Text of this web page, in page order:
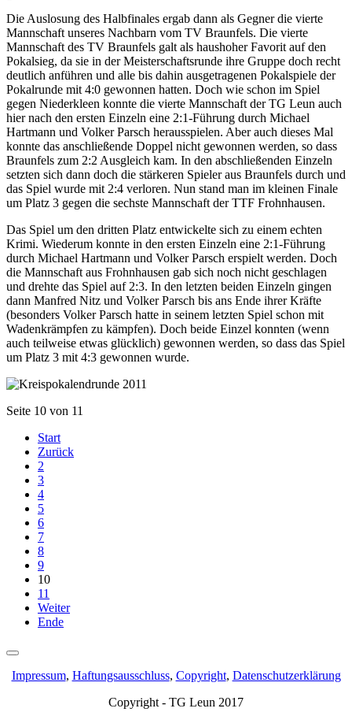
Die Auslosung des Halbfinales ergab dann als Gegner die vierte
Mannschaft unseres Nachbarn vom TV Braunfels. Die vierte
Mannschaft des TV Braunfels galt als haushoher Favorit auf den
Pokalsieg, da sie in der Meisterschaftsrunde ihre Gruppe doch recht
deutlich anführen und alle bis dahin ausgetragenen Pokalspiele der
Pokalrunde mit 4:0 gewonnen hatten. Doch wie schon im Spiel
gegen Niederkleen konnte die vierte Mannschaft der TG Leun auch
hier nach den ersten Einzeln eine 2:1-Führung durch Michael
Hartmann und Volker Parsch herausspielen. Aber auch dieses Mal
konnte das anschließende Doppel nicht gewonnen werden, so dass
Braunfels zum 2:2 Ausgleich kam. In den abschließenden Einzeln
setzten sich dann doch die stärkeren Spieler aus Braunfels durch und
das Spiel wurde mit 2:4 verloren. Nun stand man im kleinen Finale
um Platz 3 gegen die sechste Mannschaft der TTF Frohnhausen.
Das Spiel um den dritten Platz entwickelte sich zu einem echten
Krimi. Wiederum konnte in den ersten Einzeln eine 2:1-Führung
durch Michael Hartmann und Volker Parsch erspielt werden. Doch
die Mannschaft aus Frohnhausen gab sich noch nicht geschlagen
und drehte das Spiel auf 2:3. In den letzten beiden Einzeln gingen
dann Manfred Nitz und Volker Parsch bis ans Ende ihrer Kräfte
(besonders Volker Parsch hatte in seinem letzten Spiel schon mit
Wadenkrämpfen zu kämpfen). Doch beide Einzel konnten (wenn
auch teilweise etwas glücklich) gewonnen werden, so dass das Spiel
um Platz 3 mit 4:3 gewonnen wurde.
Seite 10 von 11
Start
Zurück
2
3
4
5
6
7
8
9
10
11
Weiter
Ende
Impressum, Haftungsausschluss, Copyright, Datenschutzerklärung
Copyright - TG Leun 2017